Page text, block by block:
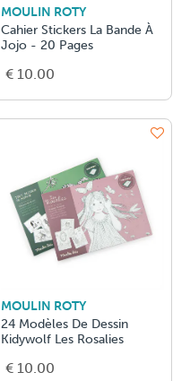
MOULIN ROTY
Cahier Stickers La Bande À
Jojo - 20 Pages
€ 10.00
MOULIN ROTY
24 Modèles De Dessin
Kidywolf Les Rosalies
€ 10.00